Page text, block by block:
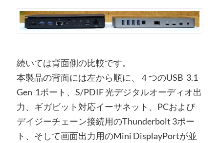
続いては背面側の比較です。
本製品の背面には左から順に、４つのUSB 3.1
Gen 1ポート、S/PDIF 光デジタルオーディオ出
力、ギガビット対応イーサネット、PCおよび
デイジーチェーン接続用のThunderbolt 3ポー
ト、そして画面出力用のMini DisplayPortが並